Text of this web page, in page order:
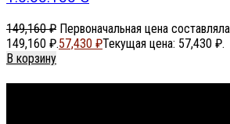
149,160₽ Первоначальная цена составляла
149,160 ₽.57,430 ₽Текущая цена: 57,430 ₽.
В корзину